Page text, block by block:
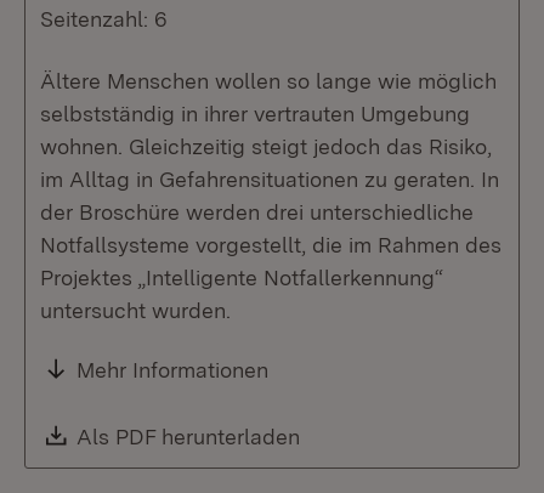
Seitenzahl: 6
Ältere Menschen wollen so lange wie möglich
selbstständig in ihrer vertrauten Umgebung
wohnen. Gleichzeitig steigt jedoch das Risiko,
im Alltag in Gefahrensituationen zu geraten. In
der Broschüre werden drei unterschiedliche
Notfallsysteme vorgestellt, die im Rahmen des
Projektes „Intelligente Notfallerkennung“
untersucht wurden.
Mehr Informationen
Download:
Als PDF herunterladen